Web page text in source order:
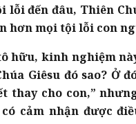
lỗi đến đâu, Thiên
hơn mọi tội lỗi con
hữu, kinh nghiệm
Giêsu đó sao? Ở
thay cho con,”
cảm nhận được